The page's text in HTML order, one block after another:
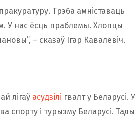
Трэба амніставаць
У нас ёсць праблемы. Хлопцы
– сказаў Ігар Кавалевіч.
лігаў асудзілі гвалт у Беларусі. У
спорту і турызму Беларусі. Тады